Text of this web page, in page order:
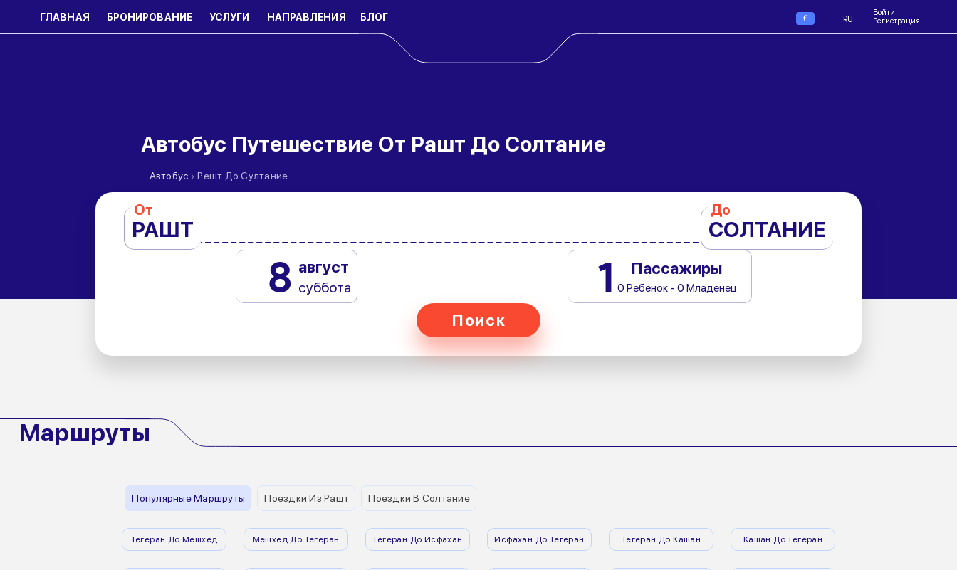
ГЛАВНАЯ БРОНИРОВАНИЕ УСЛУГИ НАПРАВЛЕНИЯ БЛОГ € RU
Войти
Регистрация
Автобус Путешествие От Рашт До Солтание
Автобус › Решт До Султание
От
РАШТ
До
СОЛТАНИЕ
8 август
суббота 1 Пассажиры
0 Ребёнок - 0 Младенец
Поиск
Маршруты
Популярные Маршруты Поездки Из Рашт Поездки В Солтание
Тегеран До Мешхед Мешхед До Тегеран Тегеран До Исфахан Исфахан До Тегеран Тегеран До Кашан Кашан До Тегеран